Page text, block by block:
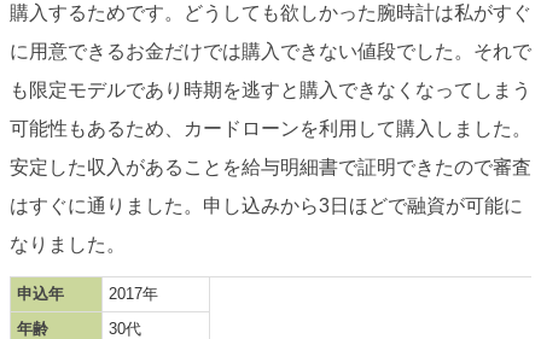
購入するためです。どうしても欲しかった腕時計は私がすぐ
に用意できるお金だけでは購入できない値段でした。それで
も限定モデルであり時期を逃すと購入できなくなってしまう
可能性もあるため、カードローンを利用して購入しました。
安定した収入があることを給与明細書で証明できたので審査
はすぐに通りました。申し込みから3日ほどで融資が可能に
なりました。
申込年
2017年
年齢
30代